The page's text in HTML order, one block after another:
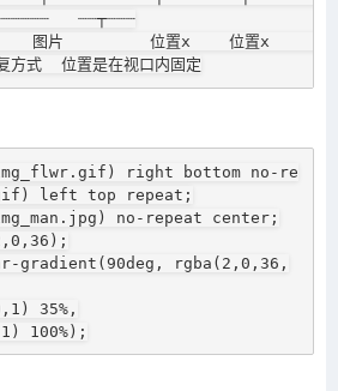
┈┈┬┈┈┈
式  位置是在视口内固定
right bottom no-re
left top repeat;
no-repeat center;
gradient(90deg, rgba(2,0,36,
100%);